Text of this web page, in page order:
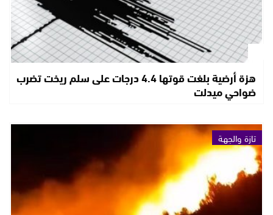
هزة أرضية بلغت قوتها 4.4 درجات على سلم ريخت تضرب
ضواحي ميدلت
تازة والجهة